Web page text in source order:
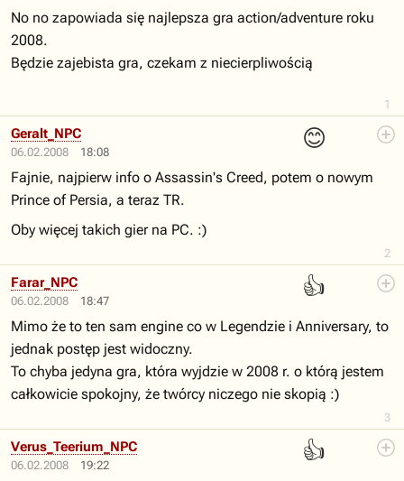
1
No no zapowiada się najlepsza gra action/adventure roku
2008.
Będzie zajebista gra, czekam z niecierpliwością
06.02.2008 18:08
😊
2
Geralt_NPC
Fajnie, najpierw info o Assassin's Creed, potem o nowym
Prince of Persia, a teraz TR.
Oby więcej takich gier na PC. :)
06.02.2008 18:47
👍
3
Farar_NPC
Mimo że to ten sam engine co w Legendzie i Anniversary, to
jednak postęp jest widoczny.
To chyba jedyna gra, która wyjdzie w 2008 r. o którą jestem
całkowicie spokojny, że twórcy niczego nie skopią :)
06.02.2008 19:22
👍
Verus_Teerium_NPC